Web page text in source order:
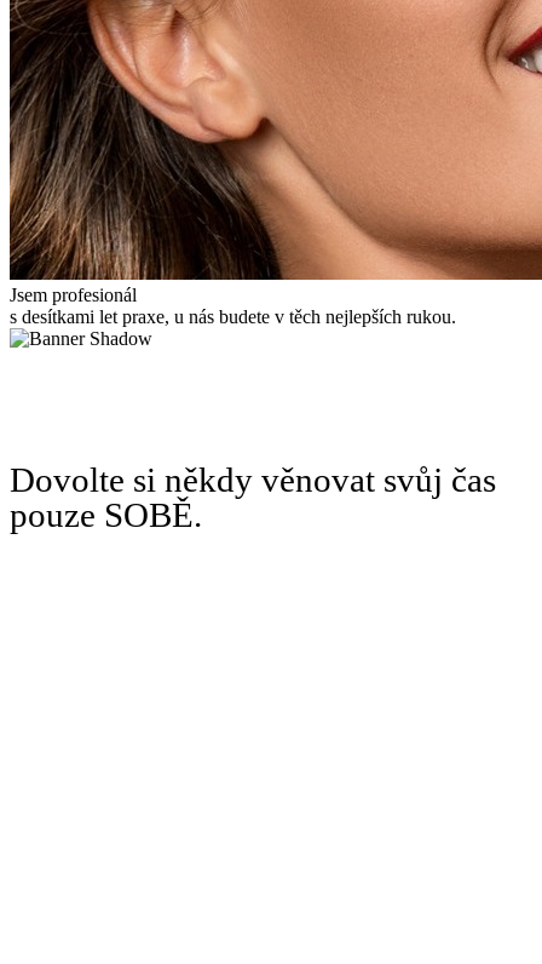
Jsem profesionál
s desítkami let praxe, u nás budete v těch nejlepších rukou.
Dovolte si někdy věnovat svůj čas
pouze SOBĚ.